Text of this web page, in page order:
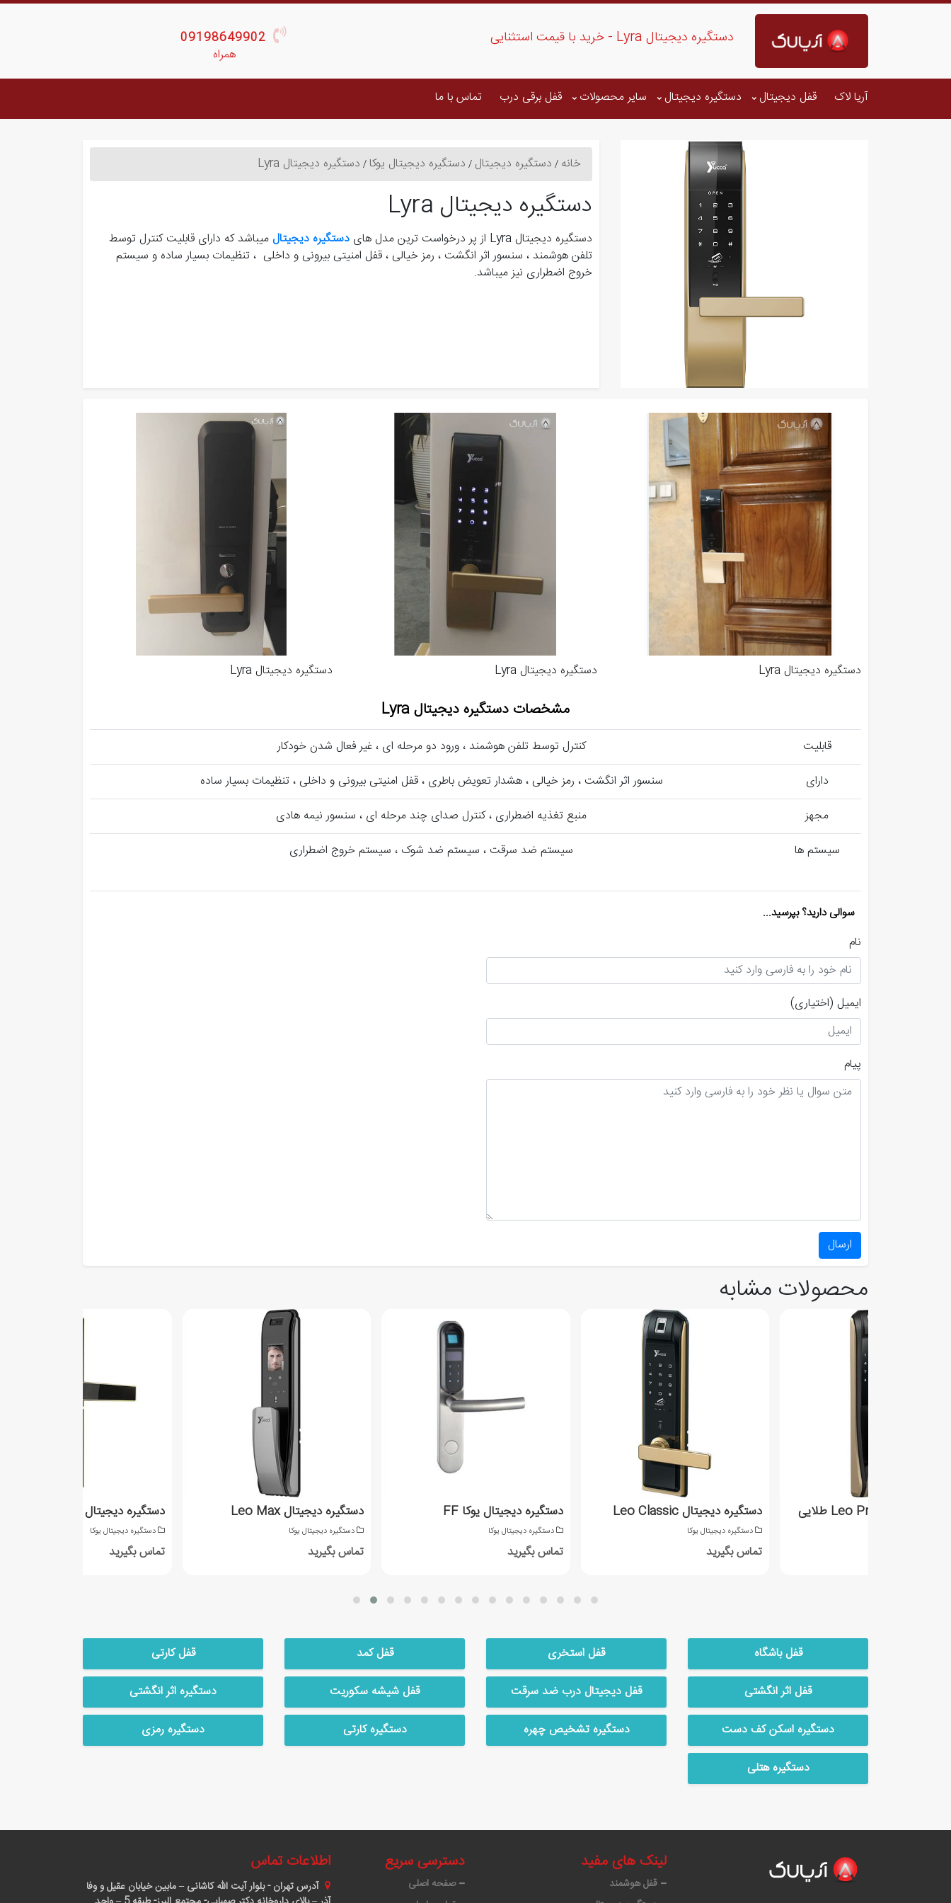
دستگیره دیجیتال Lyra - خرید با قیمت استثنایی
09198649902
همراه
آریا لاک قفل دیجیتال دستگیره دیجیتال سایر محصولات قفل برقی درب تماس با ما
خانه دستگیره دیجیتال دستگیره دیجیتال یوکا دستگیره دیجیتال Lyra
دستگیره دیجیتال Lyra
دستگیره دیجیتال Lyra از پر درخواست ترین مدل های دستگیره دیجیتالمیباشد که دارای قابلیت کنترل توسط
تلفن هوشمند ، سنسور اثر انگشت ، رمز خیالی ، قفل امنیتی بیرونی و داخلی ، تنظیمات بسیار ساده و سیستم
خروج اضطراری نیز میباشد.
دستگیره دیجیتال Lyra دستگیره دیجیتال Lyra دستگیره دیجیتال Lyra
مشخصات دستگیره دیجیتال Lyra
قابلیت
کنترل توسط تلفن هوشمند ، ورود دو مرحله ای ، غیر فعال شدن خودکار
دارای
سنسور اثر انگشت ، رمز خیالی ، هشدار تعویض باطری ، قفل امنیتی بیرونی و داخلی ، تنظیمات بسیار ساده
مجهز
منبع تغذیه اضطراری ، کنترل صدای چند مرحله ای ، سنسور نیمه هادی
سیستم ها
سیستم ضد سرقت ، سیستم ضد شوک ، سیستم خروج اضطراری
سوالی دارید؟ بپرسید...
نام
ایمیل (اختیاری)
پیام
ارسال
محصولات مشابه
دستگیره دیجیتال Z
دستگیره دیجیتال یوکا
تماس بگیرید
دستگیره دیجیتال Leo Max
دستگیره دیجیتال یوکا
تماس بگیرید
دستگیره دیجیتال یوکا FF
دستگیره دیجیتال یوکا
تماس بگیرید
دستگیره دیجیتال Leo Classic
دستگیره دیجیتال یوکا
تماس بگیرید
قفل باشگاه قفل استخری قفل کمد
قفل کارتی
قفل اثر انگشتی
قفل دیجیتال درب ضد سرقت قفل شیشه سکوریت
دستگیره اثر انگشتی
دستگیره اسکن کف دست
دستگیره تشخیص چهره دستگیره کارتی
دستگیره رمزی
دستگیره هتلی
لینک های مفید
قفل هوشمند
دسترسی سریع
صفحه اصلی
اطلاعات تماس
آدرستهران - بلوار آیت الله کاشانی – مابین خیابان عقیل و وفا